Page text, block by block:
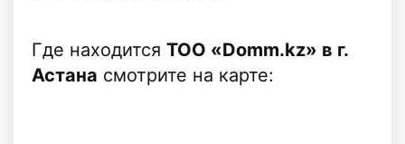
Где находится ТОО «Domm.kz» в г.
Астана смотрите на карте: